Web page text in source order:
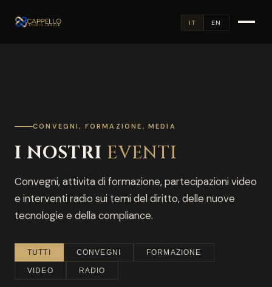
IT EN
CONVEGNI, FORMAZIONE, MEDIA
I NOSTRI EVENTI
Convegni, attivita di formazione, partecipazioni video
e interventi radio sui temi del diritto, delle nuove
tecnologie e della compliance.
TUTTI CONVEGNI FORMAZIONE
VIDEO RADIO